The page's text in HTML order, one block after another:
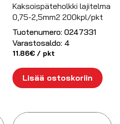
Kaksoispäteholkki lajitelma
0,75-2,5mm2 200kpl/pkt
Tuotenumero: 0247331
Varastosaldo: 4
11.86€ / pkt
Lisää ostoskoriin